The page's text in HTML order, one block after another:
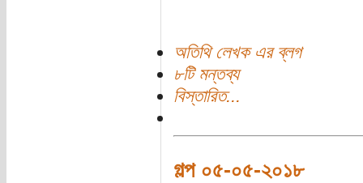
অতিথি লেখক এর ব্লগ
৮টি মন্তব্য
বিস্তারিত...
গল্প ০৫-০৫-২০১৮